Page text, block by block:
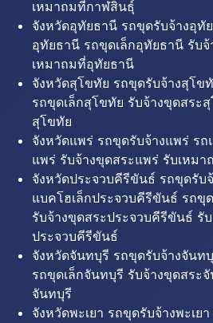
เหมาถมที่กาฬสินธุ์
จังหวัดอุทัยธานี รถขุดรับจ้างอุทั
อุทัยธานี รถขุดเล็กอุทัยธานี รับ
เหมาถมที่อุทัยธานี
จังหวัดสุโขทัย รถขุดรับจ้างสุโข
รถขุดเล็กสุโขทัย รับจ้างขุดสระ
สุโขทัย
จังหวัดแพร่ รถขุดรับจ้างแพร่ รถ
แพร่ รับจ้างขุดสระแพร่ รับเหมา
จังหวัดประจวบคีรีขันธ์ รถขุดรับ
แบคโฮเล็กประจวบคีรีขันธ์ รถขุ
รับจ้างขุดสระประจวบคีรีขันธ์ รั
ประจวบคีรีขันธ์
จังหวัดจันทบุรี รถขุดรับจ้างจันท
รถขุดเล็กจันทบุรี รับจ้างขุดสระ
จันทบุรี
จังหวัดพะเยา รถขุดรับจ้างพะเย